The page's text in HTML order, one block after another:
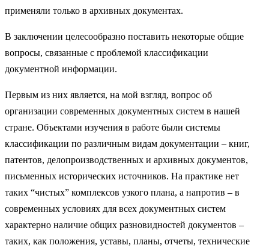
применяли только в архивных документах.
В заключении целесообразно поставить некоторые общие
вопросы, связанные с проблемой классификации
документной информации.
Первым из них является, на мой взгляд, вопрос об
организации современных документных систем в нашей
стране. Объектами изучения в работе были системы
классификации по различным видам документации – книг,
патентов, делопроизводственных и архивных документов,
письменных исторических источников. На практике нет
таких “чистых” комплексов узкого плана, а напротив – в
современных условиях для всех документных систем
характерно наличие общих разновидностей документов –
таких, как положения, уставы, планы, отчеты, технические